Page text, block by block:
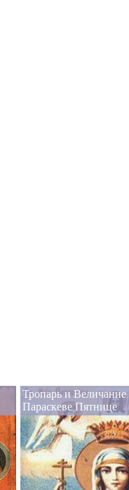
Тропарь и Величание
Параскеве Пятнице